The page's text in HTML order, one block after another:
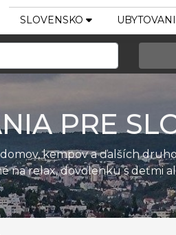
SLOVENSKO
PRE
kempov a ďalších
na relax, dovolenku s deťmi